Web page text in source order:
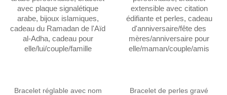
femmes/filles/demoiselles
d’honneur
Bracelet réglable avec nom
Bracelet de perles gravé